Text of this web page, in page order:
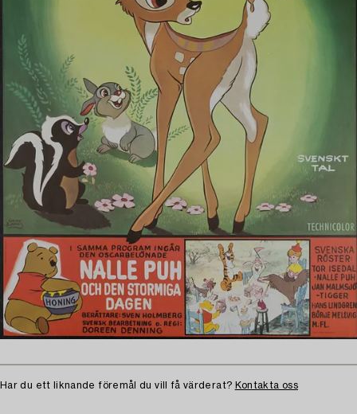
Har du ett liknande föremål du vill få värderat? Kontakta oss